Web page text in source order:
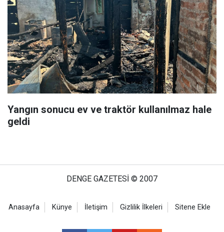
Yangın sonucu ev ve traktör kullanılmaz hale
geldi
DENGE GAZETESİ © 2007
Anasayfa Künye İletişim Gizlilik İlkeleri Sitene Ekle